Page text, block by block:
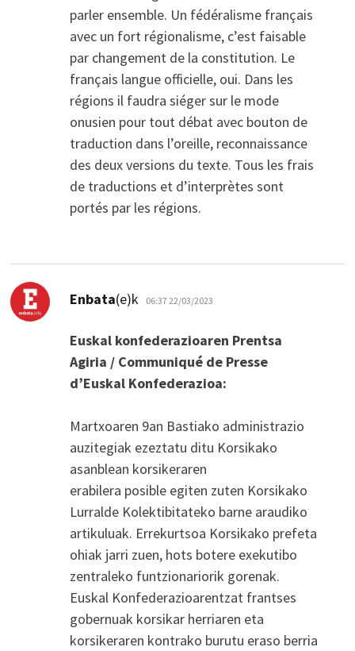
parler ensemble. Un fédéralisme français
avec un fort régionalisme, c’est faisable
par changement de la constitution. Le
français langue officielle, oui. Dans les
régions il faudra siéger sur le mode
onusien pour tout débat avec bouton de
traduction dans l’oreille, reconnaissance
des deux versions du texte. Tous les frais
de traductions et d’interprètes sont
portés par les régions.
Enbata(e)k dio:
06:37 22/03/2023
Euskal konfederazioaren Prentsa
Agiria / Communiqué de Presse
d’Euskal Konfederazioa:
Martxoaren 9an Bastiako administrazio
auzitegiak ezeztatu ditu Korsikako
asanblean korsikeraren
erabilera posible egiten zuten Korsikako
Lurralde Kolektibitateko barne araudiko
artikuluak. Errekurtsoa Korsikako prefeta
ohiak jarri zuen, hots botere exekutibo
zentraleko funtzionariorik gorenak.
Euskal Konfederazioarentzat frantses
gobernuak korsikar herriaren eta
korsikeraren kontrako burutu eraso berria